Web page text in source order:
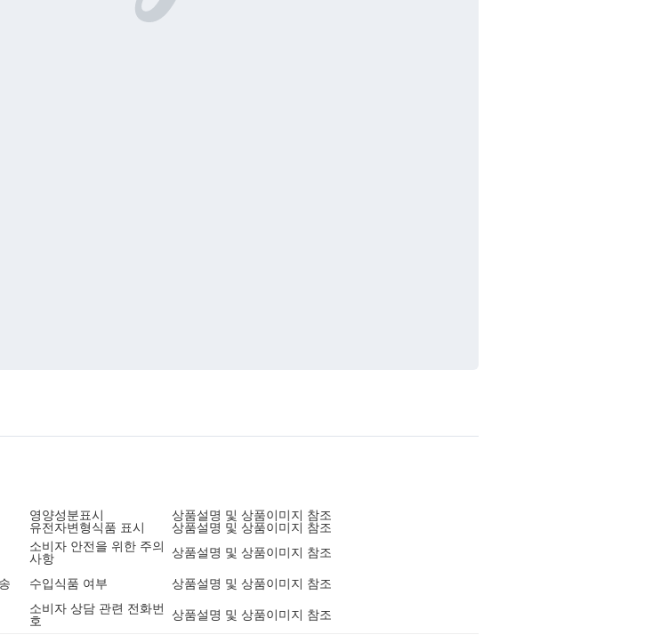
영양성분표시
상품설명 및 상품이미지 참조
유전자변형식품 표시
상품설명 및 상품이미지 참조
소비자 안전을 위한 주의
사항
상품설명 및 상품이미지 참조
수입식품 여부
상품설명 및 상품이미지 참조
소비자 상담 관련 전화번
호
상품설명 및 상품이미지 참조